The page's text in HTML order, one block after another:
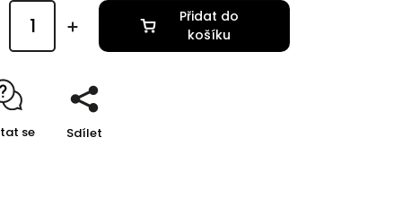
Přidat do
košíku
se Sdílet